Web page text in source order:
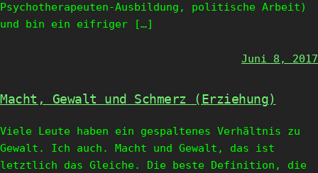
Psychotherapeuten-Ausbildung, politische Arbeit)
und bin ein eifriger […]
Juni 8, 2017
Macht, Gewalt und Schmerz (Erziehung)
Viele Leute haben ein gespaltenes Verhältnis zu
Gewalt. Ich auch. Macht und Gewalt, das ist
letztlich das Gleiche. Die beste Definition, die